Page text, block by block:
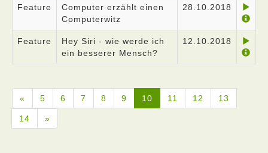
Feature
Computer erzählt einen
Computerwitz
28.10.2018
Feature
Hey Siri - wie werde ich
ein besserer Mensch?
12.10.2018
« 5 6 7 8 9 10 11 12 13
14 »